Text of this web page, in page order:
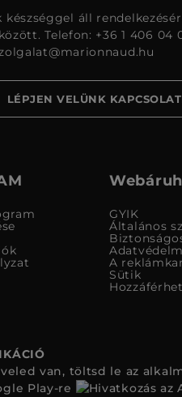
készséggel áll
Telefon: +36 1 406 04
LÉPJEN VELÜNK
GYIK
Általános
A
Sütik
van, töltsd le az